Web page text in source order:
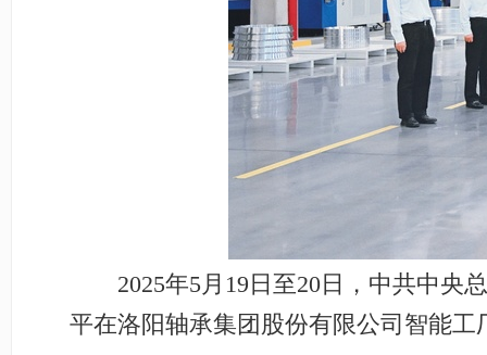
2025年5月19日至20日，中共中央总
平在洛阳轴承集团股份有限公司智能